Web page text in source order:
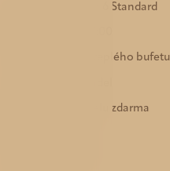
6 pokojů Deluxe a 6 Standard
Snídaně formou teplého bufetu
WIFI v celém hotelu zdarma